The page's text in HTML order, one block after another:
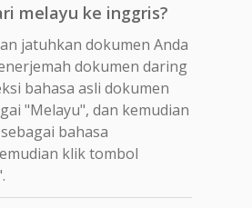
melayu ke inggris?
jatuhkan dokumen Anda
dokumen daring
bahasa asli dokumen
"Melayu", dan kemudian
bahasa
klik tombol